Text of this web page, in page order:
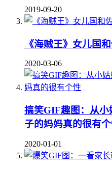
2019-09-20
《海贼王》女儿国
2020-03-06
搞笑GIF趣图：从
子的妈妈真的很有
2020-01-01